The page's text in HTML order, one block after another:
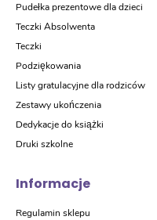
Pudełka prezentowe dla dzieci
Teczki Absolwenta
Teczki
Podziękowania
Listy gratulacyjne dla rodziców
Zestawy ukończenia
Dedykacje do książki
Druki szkolne
Informacje
Regulamin sklepu